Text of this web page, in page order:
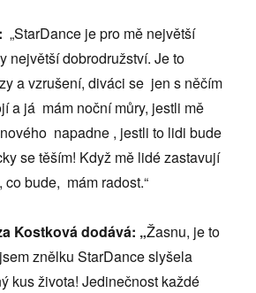
„StarDance je pro mě největší
největší dobrodružství. Je to
a vzrušení, diváci se jen s něčím
a já mám noční můry, jestli mě
napadne , jestli to lidi bude
se těším! Když mě lidé zastavují
bude, mám radost.“
Kostková dodává: „Žasnu, je to
znělku StarDance slyšela
kus života! Jedinečnost každé